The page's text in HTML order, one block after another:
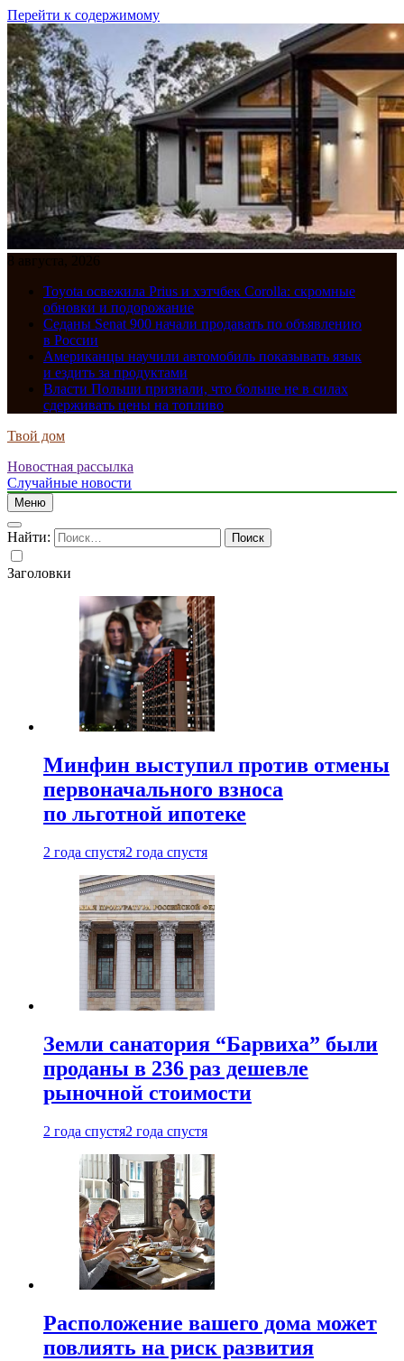
Перейти к содержимому
8 августа, 2026
Toyota освежила Prius и хэтчбек Corolla: скромные
обновки и подорожание
Седаны Senat 900 начали продавать по объявлению
в России
Американцы научили автомобиль показывать язык
и ездить за продуктами
Власти Польши признали, что больше не в силах
сдерживать цены на топливо
Твой дом
Новостная рассылка
Случайные новости
Меню
Найти:
Заголовки
Минфин выступил против отмены
первоначального взноса
по льготной ипотеке
2 года спустя2 года спустя
Земли санатория “Барвиха” были
проданы в 236 раз дешевле
рыночной стоимости
2 года спустя2 года спустя
Расположение вашего дома может
повлиять на риск развития